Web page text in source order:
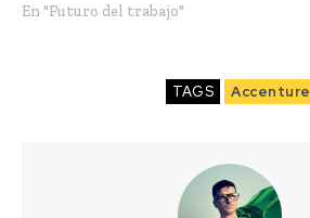
En "Futuro del trabajo"
TAGS Accenture